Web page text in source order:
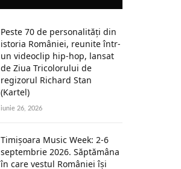
Peste 70 de personalități din
istoria României, reunite într-
un videoclip hip-hop, lansat
de Ziua Tricolorului de
regizorul Richard Stan
(Kartel)
iunie 26, 2026
Timișoara Music Week: 2-6
septembrie 2026. Săptămâna
în care vestul României își